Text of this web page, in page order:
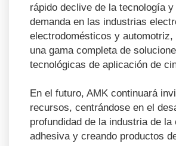
rápido declive de la tecnología
demanda en las industrias
electrodomésticos y automotriz,
una gama completa de
tecnológicas de aplicación de
En el futuro, AMK continuará
recursos, centrándose en el
profundidad de la industria de la
adhesiva y creando productos